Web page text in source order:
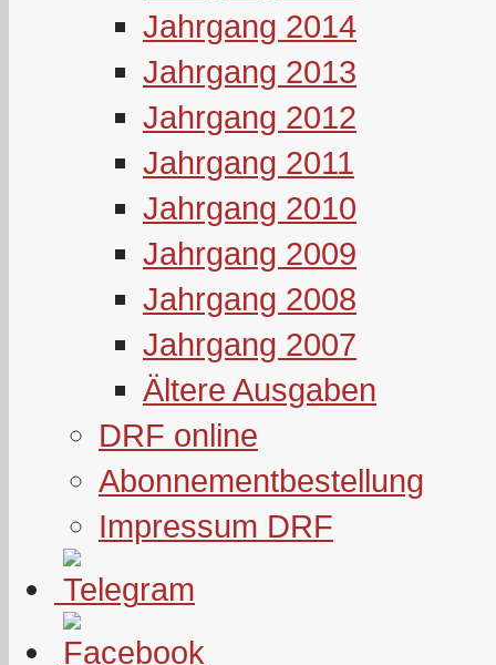
Jahrgang 2014
Jahrgang 2013
Jahrgang 2012
Jahrgang 2011
Jahrgang 2010
Jahrgang 2009
Jahrgang 2008
Jahrgang 2007
Ältere Ausgaben
DRF online
Abonnementbestellung
Impressum DRF